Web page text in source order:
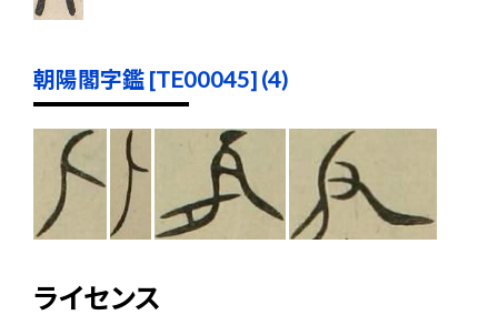
朝陽閣字鑑 [TE00045] (4)
ライセンス